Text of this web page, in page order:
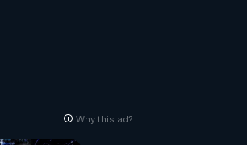
Why this ad?